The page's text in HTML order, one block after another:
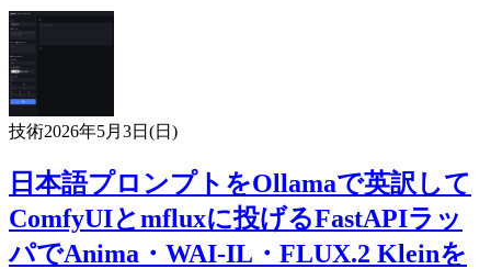
技術2026年5月3日(日)
日本語プロンプトをOllamaで英訳して
ComfyUIとmfluxに投げるFastAPIラッ
パでAnima・WAI-IL・FLUX.2 Kleinを